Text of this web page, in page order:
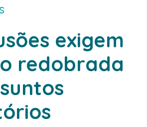
exigem
redobrada